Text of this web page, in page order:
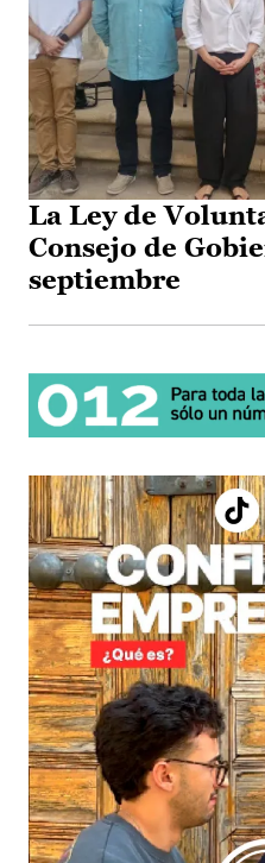
La Ley de
Consejo de
septiembre